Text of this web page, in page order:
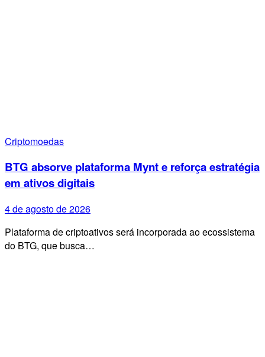
Criptomoedas
BTG absorve plataforma Mynt e reforça estratégia
em ativos digitais
4 de agosto de 2026
Plataforma de criptoativos será incorporada ao ecossistema
do BTG, que busca…